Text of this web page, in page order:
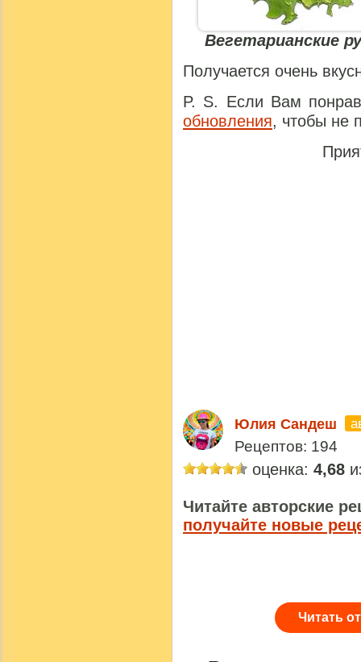
Вегетарианские
Получается очень
P. S. Если Вам
обновления, чтобы не
Юлия Сандеш
Рецептов: 194
оценка: 4,68
Читайте авторские
получайте новые
Читать